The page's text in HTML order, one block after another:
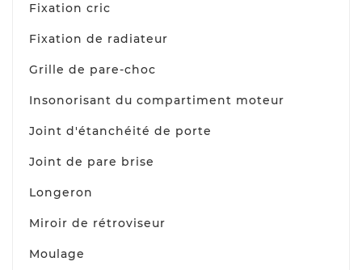
Fixation cric
Fixation de radiateur
Grille de pare-choc
Insonorisant du compartiment moteur
Joint d'étanchéité de porte
Joint de pare brise
Longeron
Miroir de rétroviseur
Moulage